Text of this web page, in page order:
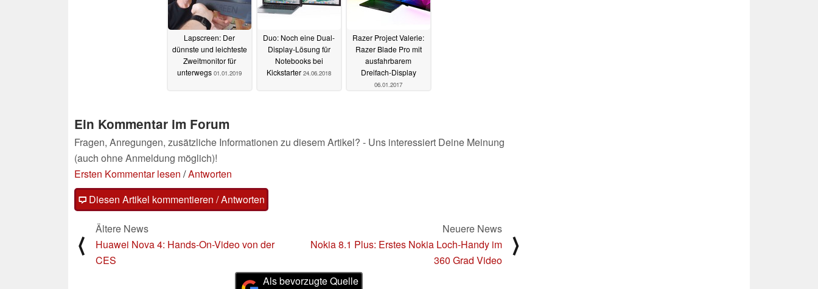
Lapscreen: Der
dünnste und leichteste
Zweitmonitor für
unterwegs 01.01.2019
Duo: Noch eine Dual-
Display-Lösung für
Notebooks bei
Kickstarter 24.06.2018
Razer Project Valerie:
Razer Blade Pro mit
ausfahrbarem
Dreifach-Display
06.01.2017
Ein Kommentar im Forum
Fragen, Anregungen, zusätzliche Informationen zu diesem Artikel? - Uns interessiert Deine Meinung
(auch ohne Anmeldung möglich)!
Ersten Kommentar lesen /Antworten
Diesen Artikel kommentieren / Antworten
⟨
Ältere News
Huawei Nova 4: Hands-On-Video von der
CES
Neuere News
Nokia 8.1 Plus: Erstes Nokia Loch-Handy im
360 Grad Video
⟩
Als bevorzugte Quelle